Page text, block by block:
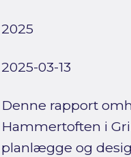
2025
2025-03-13
Denne rapport
Hammertoften i
planlægge og